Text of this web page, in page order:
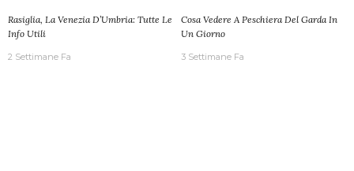
Rasiglia, La Venezia D’Umbria: Tutte Le
Info Utili
2 Settimane Fa
Cosa Vedere A Peschiera Del Garda In
Un Giorno
3 Settimane Fa